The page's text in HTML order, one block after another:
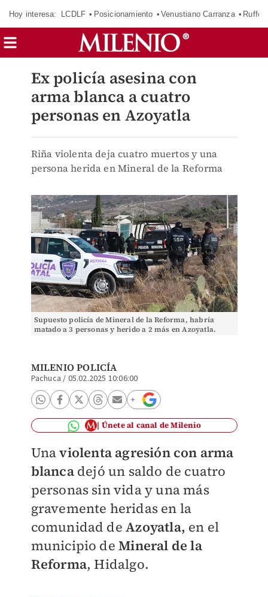
Hoy interesa: LCDLF Posicionamiento Venustiano Carranza Ruffo
Ex policía asesina con
arma blanca a cuatro
personas en Azoyatla
Riña violenta deja cuatro muertos y una
persona herida en Mineral de la Reforma
Supuesto policía de Mineral de la Reforma, habría
matado a 3 personas y herido a 2 más en Azoyatla.
MILENIO POLICÍA
Pachuca / 05.02.2025 10:06:00
Únete al canal de Milenio
Unaviolenta agresión con arma
blancadejó un saldo de cuatro
personas sin vida y una más
gravemente heridas en la
comunidad deAzoyatla, en el
municipio deMineral de la
Reforma, Hidalgo.